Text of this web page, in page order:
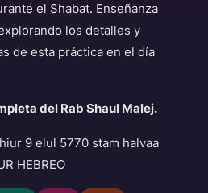
el Shabat. Enseñanza
los detalles y
de esta práctica en el día
del Rab Shaul Malej.
9 elul 5770 stam halvaa
HEBREO